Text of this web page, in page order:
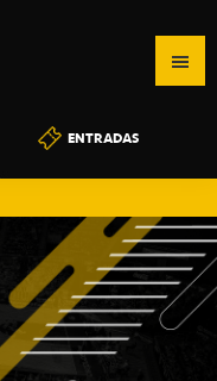
ENTRADAS